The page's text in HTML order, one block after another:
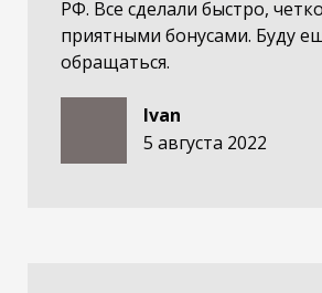
РФ. Все сделали быстро,
приятными бонусами. Буду
обращаться.
Ivan
5 августа 2022